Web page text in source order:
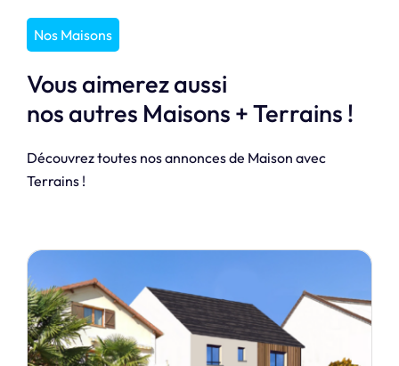
Nos Maisons
Vous aimerez aussi
nos autres Maisons + Terrains !
Découvrez toutes nos annonces de Maison avec
Terrains !